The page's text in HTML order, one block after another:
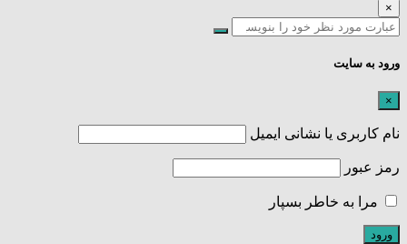
×
ورود به سایت
×
نام کاربری یا نشانی ایمیل
رمز عبور
مرا به خاطر بسپار